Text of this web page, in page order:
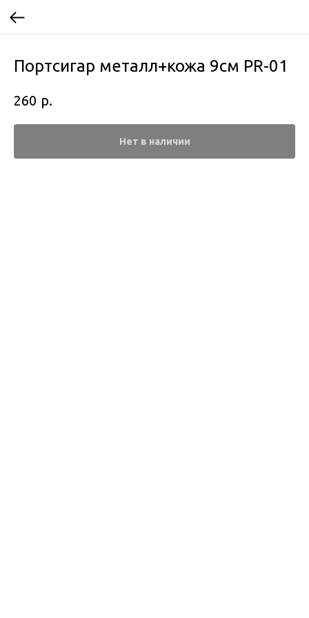
Портсигар металл+кожа 9см PR-01
260 р.
Нет в наличии